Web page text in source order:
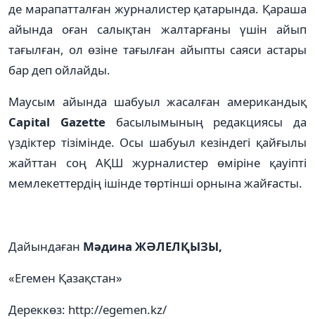
де марапатталған журналистер қатарында. Қараша
айында оған салықтан жалтарғаны үшін айып
тағылған, ол өзіне тағылған айыпты саяси астары
бар деп ойлайды.
Маусым айында шабуыл жасалған американдық
Capital Gazetteбасылымының редакциясы да
үздіктер тізімінде. Осы шабуыл кезіндегі қайғылы
жайттан соң АҚШ журналистер өміріне қауіпті
мемлекеттердің ішінде төртінші орнына жайғасты.
Дайындаған Мәдина ЖӘЛЕЛҚЫЗЫ,
«Егемен Қазақстан»
Дереккөз: http://egemen.kz/